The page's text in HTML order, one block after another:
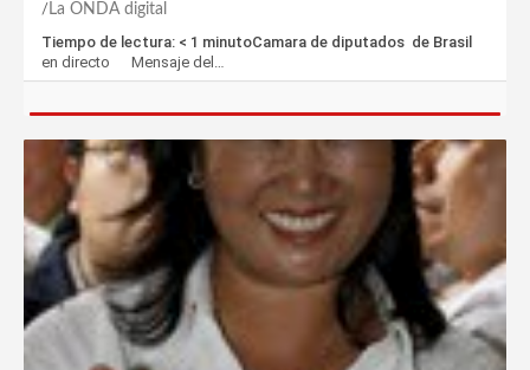
La ONDA digital
Tiempo de lectura: < 1 minutoCamara de diputados de Brasil
en directo Mensaje del…